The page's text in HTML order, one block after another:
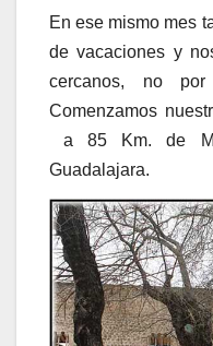
En ese mismo mes
de vacaciones y
cercanos, no por
Comenzamos
a 85 Km. de
Guadalajara.